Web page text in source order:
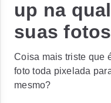
up na
suas fotos
Coisa mais triste que
foto toda pixelada
mesmo?